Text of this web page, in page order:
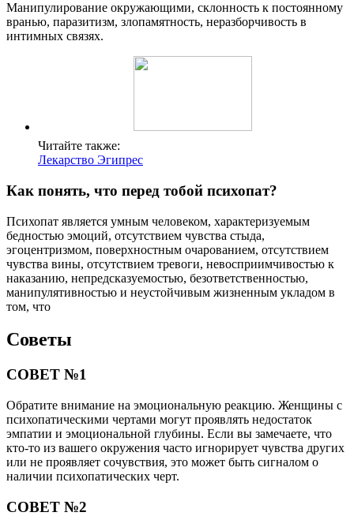
Манипулирование окружающими, склонность к постоянному
вранью, паразитизм, злопамятность, неразборчивость в
интимных связях.
Читайте также:
Лекарство Эгипрес
Как понять, что перед тобой психопат?
Психопат является умным человеком, характеризуемым
бедностью эмоций, отсутствием чувства стыда,
эгоцентризмом, поверхностным очарованием, отсутствием
чувства вины, отсутствием тревоги, невосприимчивостью к
наказанию, непредсказуемостью, безответственностью,
манипулятивностью и неустойчивым жизненным укладом в
том, что
Советы
СОВЕТ №1
Обратите внимание на эмоциональную реакцию. Женщины с
психопатическими чертами могут проявлять недостаток
эмпатии и эмоциональной глубины. Если вы замечаете, что
кто-то из вашего окружения часто игнорирует чувства других
или не проявляет сочувствия, это может быть сигналом о
наличии психопатических черт.
СОВЕТ №2